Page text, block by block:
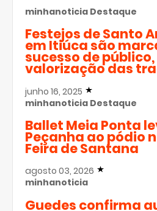
minhanoticia Destaque
Festejos de Santo
em Itiúca são
sucesso de
valorização das
junho 16, 2025
minhanoticia Destaque
Ballet Meia Ponta
Peçanha ao pódio
Feira de Santana
agosto 03, 2026
minhanoticia
Guedes confirma